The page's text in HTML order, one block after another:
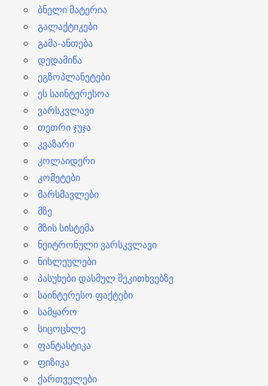
ბნელი მატერია
გალაქტიკები
გამა-ანთება
დედამიწა
ეგზოპლანეტები
ეს საინტერესოა
ვარსკვლავი
თეთრი ჯუჯა
კვაზარი
კოლაიდერი
კომეტები
მარსმავლები
მზე
მზის სისტემა
ნეიტრონული ვარსკვლავი
ნისლეულები
პასუხები დასმულ შეკითხვებზე
საინტერესო ფაქტები
სამყარო
სიცოცხლე
ფანტასტიკა
ფიზიკა
ქართველები